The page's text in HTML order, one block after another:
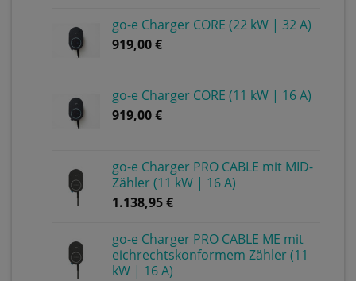
go-e Charger CORE (22 kW | 32 A)
919,00€
go-e Charger CORE (11 kW | 16 A)
919,00€
go-e Charger PRO CABLE mit MID-
Zähler (11 kW | 16 A)
1.138,95€
go-e Charger PRO CABLE ME mit
eichrechtskonformem Zähler (11
kW | 16 A)